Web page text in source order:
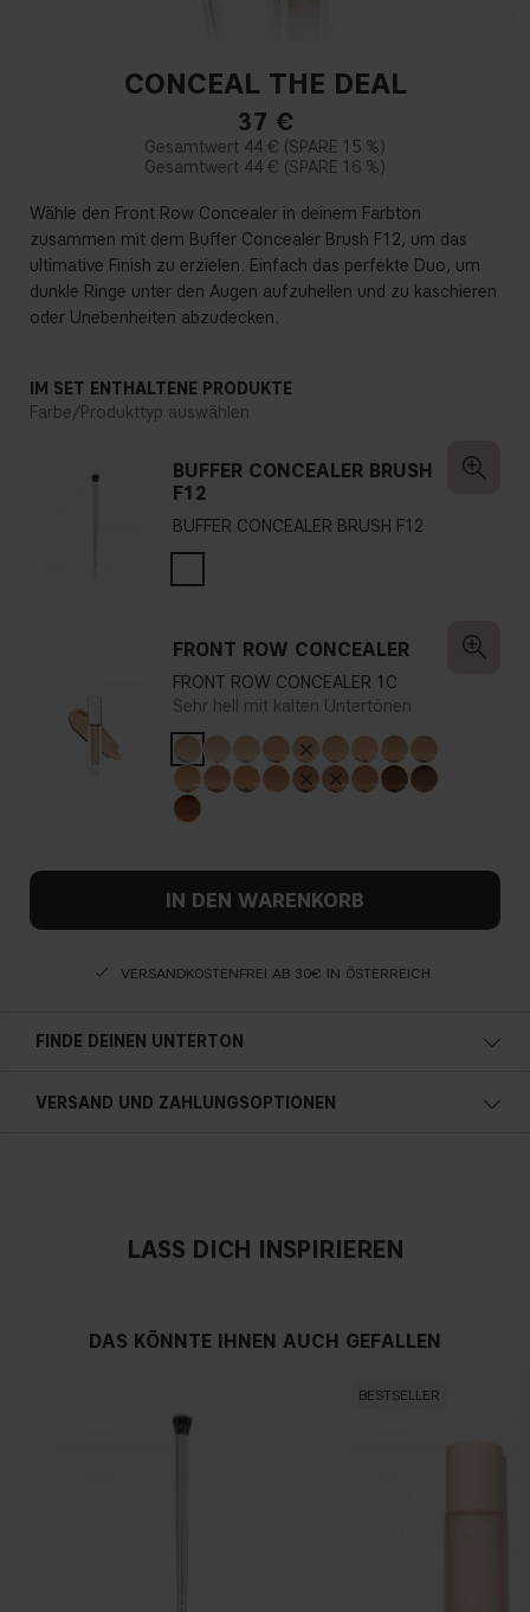
CONCEAL THE DEAL
37 €
44 €
15 %
44 €
16 %
Wähle den Front Row Concealer in deinem Farbton
zusammen mit dem Buffer Concealer Brush F12, um das
ultimative Finish zu erzielen. Einfach das perfekte Duo, um
dunkle Ringe unter den Augen aufzuhellen und zu kaschieren
oder Unebenheiten abzudecken.
IM SET ENTHALTENE PRODUKTE
Farbe/Produkttyp auswählen
BUFFER CONCEALER BRUSH
F12
BUFFER CONCEALER BRUSH F12
FRONT ROW CONCEALER
FRONT ROW CONCEALER 1C
Sehr hell mit kalten Untertönen
IN DEN WARENKORB
VERSANDKOSTENFREI AB 30€ IN ÖSTERREICH
FINDE DEINEN UNTERTON
Blauer, rosa oder rötlicher teint
Kein offensichtlicher Blau-, Rosa- oder Gelbton
Gelber, olivfarbener oder goldener teint
VERSAND UND ZAHLUNGSOPTIONEN
LASS DICH INSPIRIEREN
DAS KÖNNTE IHNEN AUCH GEFALLEN
BESTSELLER